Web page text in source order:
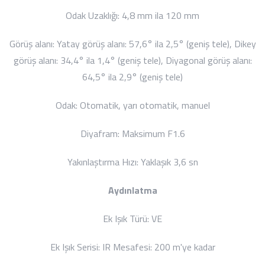
Odak Uzaklığı: 4,8 mm ila 120 mm
Görüş alanı: Yatay görüş alanı: 57,6° ila 2,5° (geniş tele), Dikey
görüş alanı: 34,4° ila 1,4° (geniş tele), Diyagonal görüş alanı:
64,5° ila 2,9° (geniş tele)
Odak: Otomatik, yarı otomatik, manuel
Diyafram: Maksimum F1.6
Yakınlaştırma Hızı: Yaklaşık 3,6 sn
Aydınlatma
Ek Işık Türü: VE
Ek Işık Serisi: IR Mesafesi: 200 m'ye kadar